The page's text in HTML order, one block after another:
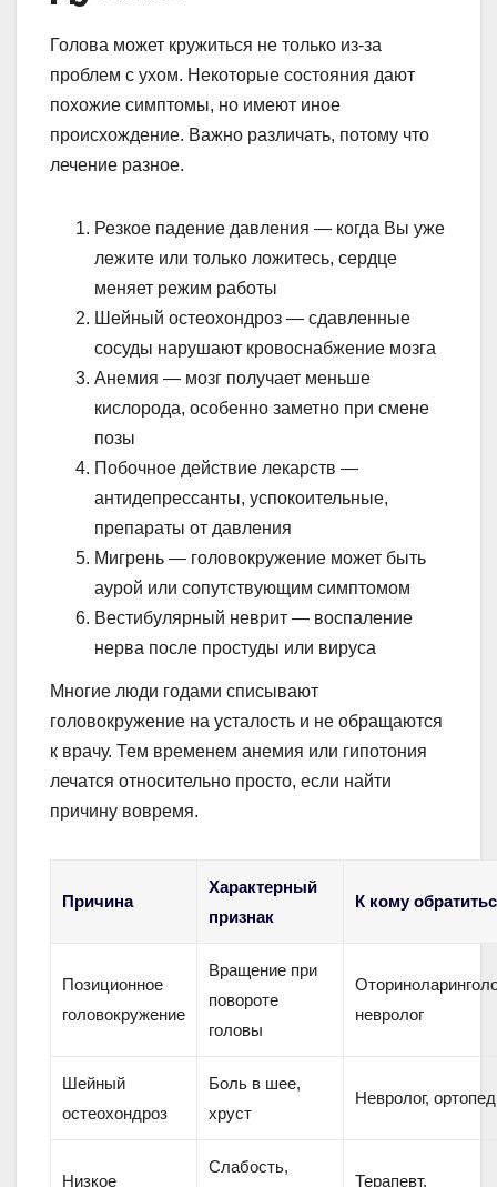
Голова может кружиться не только из-за
проблем с ухом. Некоторые состояния дают
похожие симптомы, но имеют иное
происхождение. Важно различать, потому что
лечение разное.
Резкое падение давления — когда Вы уже
лежите или только ложитесь, сердце
меняет режим работы
Шейный остеохондроз — сдавленные
сосуды нарушают кровоснабжение мозга
Анемия — мозг получает меньше
кислорода, особенно заметно при смене
позы
Побочное действие лекарств —
антидепрессанты, успокоительные,
препараты от давления
Мигрень — головокружение может быть
аурой или сопутствующим симптомом
Вестибулярный неврит — воспаление
нерва после простуды или вируса
Многие люди годами списывают
головокружение на усталость и не обращаются
к врачу. Тем временем анемия или гипотония
лечатся относительно просто, если найти
причину вовремя.
Причина
Характерный
признак
К кому
Позиционное
головокружение
Вращение при
повороте
головы
невролог
Шейный
остеохондроз
Боль в шее,
хруст
Невролог, ортопед
Низкое
Слабость,
Терапевт,